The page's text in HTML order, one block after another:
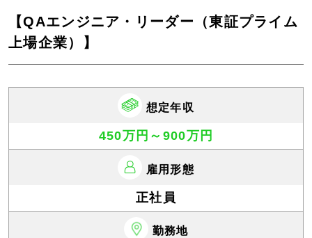
【QAエンジニア・リーダー（東証プライム
上場企業）】
想定年収
450万円～900万円
雇用形態
正社員
勤務地